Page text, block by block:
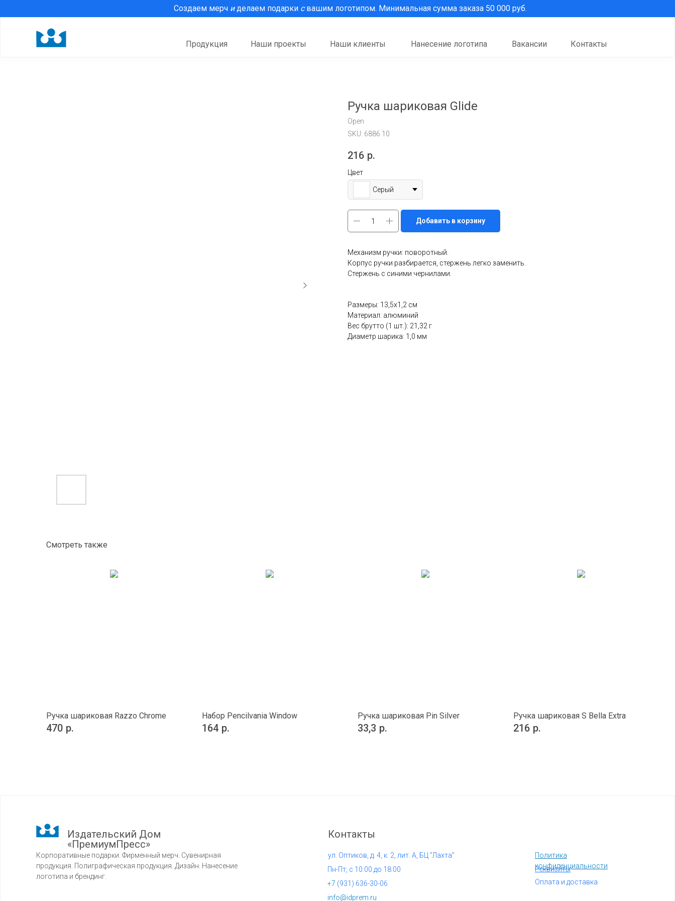
Продукция Наши клиенты
Наши проекты Вакансии Контакты
Нанесение логотипа
Создаем мерч иделаем подарки свашим логотипом. Минимальная сумма заказа 50 000 руб.
Ручка шариковая Glide
Open
SKU: 6886.10
216 р.
Цвет
Серый
Добавить в корзину
Механизм ручки: поворотный.
Корпус ручки разбирается, стержень легко заменить.
Стержень с синими чернилами.
Размеры: 13,5х1,2 см
Материал: алюминий
Вес брутто (1 шт.): 21,32 г
Диаметр шарика: 1,0 мм
Смотреть также
Ручка шариковая Razzo Chrome
470 р.
Набор Pencilvania Window
164 р.
Ручка шариковая Pin Silver
33,3 р.
Ручка шариковая S Bella Extra
216 р.
Издательский Дом
«ПремиумПресс»
Корпоративные подарки. Фирменный мерч. Сувенирная
продукция. Полиграфическая продукция. Дизайн. Нанесение
логотипа и брендинг.
info@idprem.ru
Контакты
Политика
конфиденциальности
+7 (931) 636-30-06
Реквизиты
ул. Оптиков, д. 4, к. 2, лит. А, БЦ "Лахта"
Оплата и доставка
Пн-Пт, с 10:00 до 18:00